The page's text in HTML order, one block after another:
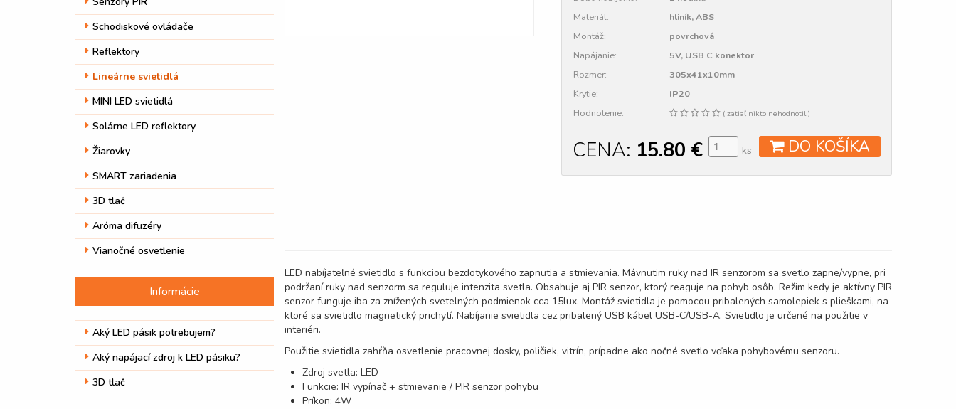
Schodiskové ovládače
Reflektory
Lineárne svietidlá
MINI LED svietidlá
Solárne LED reflektory
Žiarovky
SMART zariadenia
3D tlač
Aróma difuzéry
Vianočné osvetlenie
Informácie
Aký LED pásik potrebujem?
Aký napájací zdroj k LED pásiku?
3D tlač
Materiál:
hliník, ABS
Montáž:
povrchová
Napájanie:
5V, USB C konektor
Rozmer:
305x41x10mm
Krytie:
IP20
Hodnotenie:
( zatiaľ nikto nehodnotil )
CENA: 15.80 € DO KOŠÍKA
ks
LED nabíjateľné svietidlo s funkciou bezdotykového zapnutia a stmievania. Mávnutim ruky nad IR senzorom sa svetlo zapne/vypne, pri
podržaní ruky nad senzorm sa reguluje intenzita svetla. Obsahuje aj PIR senzor, ktorý reaguje na pohyb osôb. Režim kedy je aktívny PIR
senzor funguje iba za znížených svetelných podmienok cca 15lux. Montáž svietidla je pomocou pribalených samolepiek s plieškami, na
ktoré sa svietidlo magnetický prichytí. Nabíjanie svietidla cez pribalený USB kábel USB-C/USB-A. Svietidlo je určené na použitie v
interiéri.
Použitie svietidla zahŕňa osvetlenie pracovnej dosky, poličiek, vitrín, prípadne ako nočné svetlo vďaka pohybovému senzoru.
Zdroj svetla: LED
Funkcie: IR vypínač + stmievanie / PIR senzor pohybu
Príkon: 4W